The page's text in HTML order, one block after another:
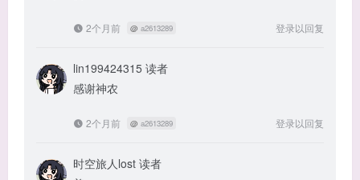
2个月前 @ a2613289 登录以回复
lin199424315 读者
感谢神农
2个月前 @ a2613289 登录以回复
时空旅人lost 读者